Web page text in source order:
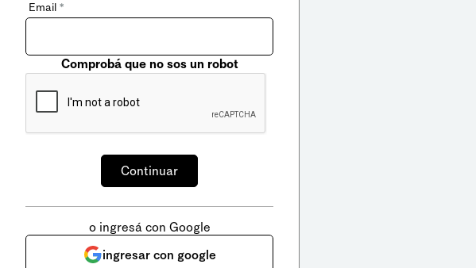
Email *
Comprobá que no sos un robot
o ingresá con Google
ingresar con google